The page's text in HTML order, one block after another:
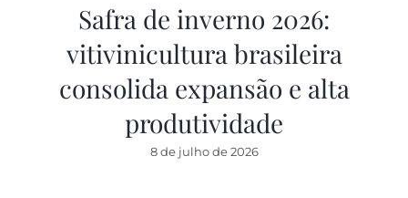
Safra de inverno 2026:
vitivinicultura brasileira
consolida expansão e alta
produtividade
8 de julho de 2026